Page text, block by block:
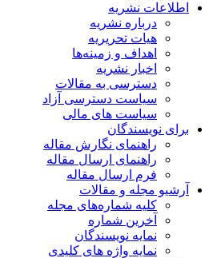
اطلاعات نشریه
درباره نشریه
هیات تحریریه
اهداف و زمینه‌ها
اخبار نشریه
دسترسی به مقالات
سیاست دسترسی آزاد
سیاست های مالی
برای نویسندگان
راهنمای نگارش مقاله
راهنمای ارسال مقاله
فرم ارسال مقاله
آرشیو مجله و مقالات
کلیه شماره‌های مجله
آخرین شماره
نمایه نویسندگان
نمایه واژه های کلیدی